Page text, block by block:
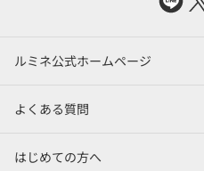
ルミネ公式ホームページ
よくある質問
はじめての方へ